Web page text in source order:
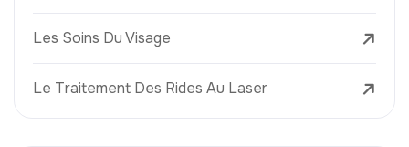
Les Soins Du Visage
Le Traitement Des Rides Au Laser